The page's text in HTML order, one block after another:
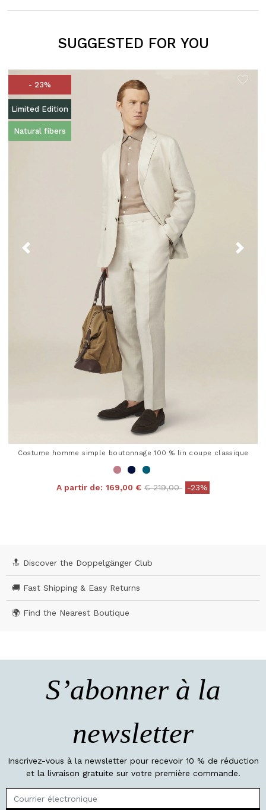
SUGGESTED FOR YOU
- 23%
Limited Edition
Natural fibers
Costume homme simple boutonnage 100 % lin coupe classique
A partir de: 169,00 € Price reduced from
€ 219,00to-23%
🔝 Discover the Doppelgänger Club
🚚 Fast Shipping & Easy Returns
🌍 Find the Nearest Boutique
S’abonner à la
newsletter
Inscrivez-vous à la newsletter pour recevoir 10 % de réduction
et la livraison gratuite sur votre première commande.